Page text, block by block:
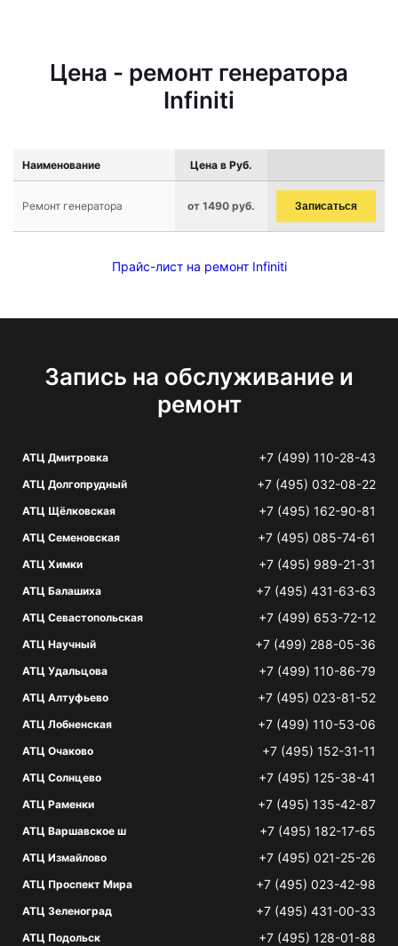
Цена - ремонт генератора
Infiniti
Наименование Цена в Руб.
Ремонт генератора от 1490 руб. Записаться
Прайс-лист на ремонт Infiniti
Запись на обслуживание и
ремонт
АТЦ Дмитровка +7 (499) 110-28-43
АТЦ Долгопрудный +7 (495) 032-08-22
АТЦ Щёлковская +7 (495) 162-90-81
АТЦ Семеновская +7 (495) 085-74-61
АТЦ Химки +7 (495) 989-21-31
АТЦ Балашиха +7 (495) 431-63-63
АТЦ Севастопольская +7 (499) 653-72-12
АТЦ Научный +7 (499) 288-05-36
АТЦ Удальцова +7 (499) 110-86-79
АТЦ Алтуфьево +7 (495) 023-81-52
АТЦ Лобненская +7 (499) 110-53-06
АТЦ Очаково +7 (495) 152-31-11
АТЦ Солнцево +7 (495) 125-38-41
АТЦ Раменки +7 (495) 135-42-87
АТЦ Варшавское ш +7 (495) 182-17-65
АТЦ Измайлово +7 (495) 021-25-26
АТЦ Проспект Мира +7 (495) 023-42-98
АТЦ Зеленоград +7 (495) 431-00-33
АТЦ Подольск +7 (495) 128-01-88